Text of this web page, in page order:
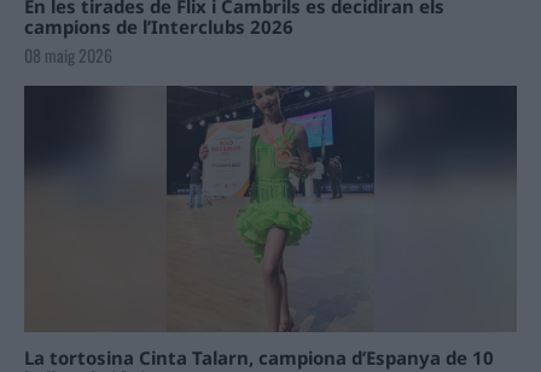
En les tirades de Flix i Cambrils es decidiran els
campions de l’Interclubs 2026
08 maig 2026
La tortosina Cinta Talarn, campiona d’Espanya de 10